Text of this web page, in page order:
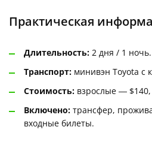
Практическая
Длительность: 2 дня / 1 ночь.
Транспорт: минивэн Toyota с
Стоимость: взрослые —
Включено: трансфер,
входные билеты.